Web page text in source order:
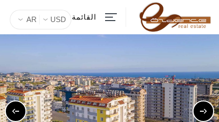
القائمة AR USD